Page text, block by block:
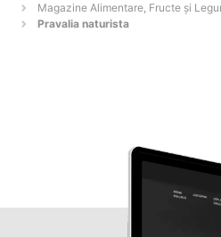
Magazine Alimentare, Fructe și
Pravalia naturista